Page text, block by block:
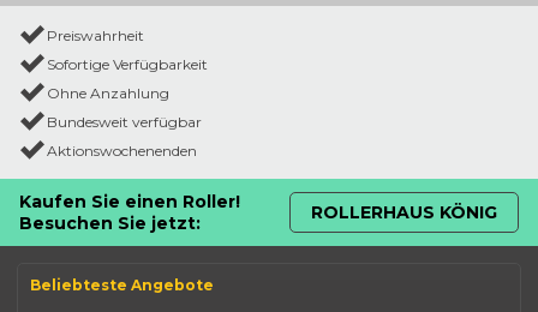
Preiswahrheit
Sofortige Verfügbarkeit
Ohne Anzahlung
Bundesweit verfügbar
Aktionswochenenden
Kaufen Sie einen Roller!
Besuchen Sie jetzt:
ROLLERHAUS KÖNIG
Beliebteste Angebote